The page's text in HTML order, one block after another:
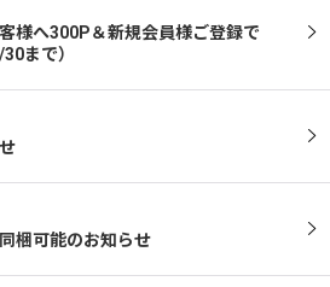
様へ300P＆新規会員様ご登録で
まで）
梱可能のお知らせ